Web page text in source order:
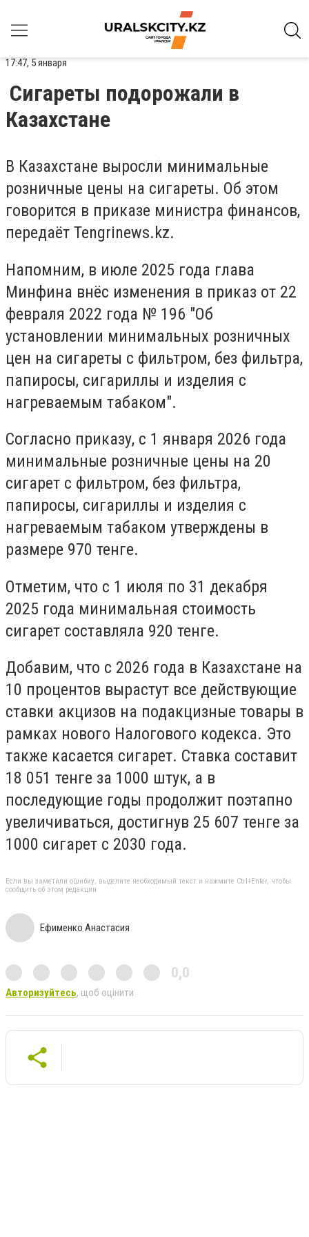
17:47, 5 января
Сигареты подорожали в
Казахстане
В Казахстане выросли минимальные
розничные цены на сигареты. Об этом
говорится в приказе министра финансов,
передаёт Tengrinews.kz.
Напомним, в июле 2025 года глава
Минфина внёс изменения в приказ от 22
февраля 2022 года № 196 "Об
установлении минимальных розничных
цен на сигареты с фильтром, без фильтра,
папиросы, сигариллы и изделия с
нагреваемым табаком".
Согласно приказу, с 1 января 2026 года
минимальные розничные цены на 20
сигарет с фильтром, без фильтра,
папиросы, сигариллы и изделия с
нагреваемым табаком утверждены в
размере 970 тенге.
Отметим, что с 1 июля по 31 декабря
2025 года минимальная стоимость
сигарет составляла 920 тенге.
Добавим, что с 2026 года в Казахстане на
10 процентов вырастут все действующие
ставки акцизов на подакцизные товары в
рамках нового Налогового кодекса. Это
также касается сигарет. Ставка составит
18 051 тенге за 1000 штук, а в
последующие годы продолжит поэтапно
увеличиваться, достигнув 25 607 тенге за
1000 сигарет с 2030 года.
Если вы заметили ошибку, выделите необходимый текст и нажмите Ctrl+Enter, чтобы
сообщить об этом редакции
Ефименко Анастасия
0,0
Авторизуйтесь, щоб оцінити